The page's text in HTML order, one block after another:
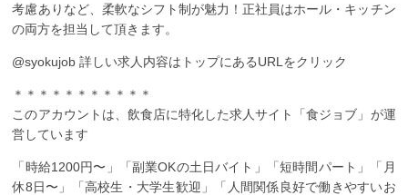
考慮ありなど、柔軟なシフト制が魅力！正社員はホール・キッチン
の両方を担当して頂きます。
@syokujob ︎詳しい求人内容はトップにあるURLをクリック
＊＊＊＊＊＊＊＊＊＊＊
このアカウントは、飲食店に特化した求人サイト「食ジョブ」が運
営しています
「時給1200円〜」「副業OKの土日バイト」「短時間パート」「月
休8日〜」「高校生・大学生歓迎」「人間関係良好で働きやすいお